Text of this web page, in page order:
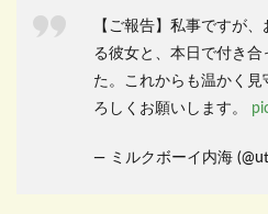
【ご報告】私事ですが
る彼女と、本日で付き
た。これからも温かく見
ろしくお願いします。
— ミルクボーイ内海